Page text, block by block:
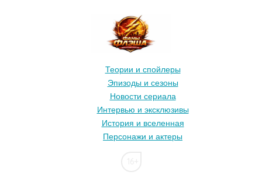
Теории и спойлеры
Эпизоды и сезоны
Новости сериала
Интервью и эксклюзивы
История и вселенная
Персонажи и актеры